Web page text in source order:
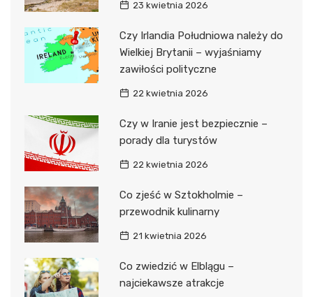
23 kwietnia 2026
Czy Irlandia Południowa należy do
Wielkiej Brytanii – wyjaśniamy
zawiłości polityczne
22 kwietnia 2026
Czy w Iranie jest bezpiecznie –
porady dla turystów
22 kwietnia 2026
Co zjeść w Sztokholmie –
przewodnik kulinarny
21 kwietnia 2026
Co zwiedzić w Elblągu –
najciekawsze atrakcje